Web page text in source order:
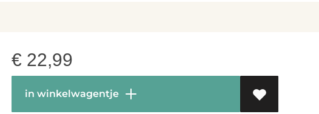
€ 22,99
in winkelwagentje